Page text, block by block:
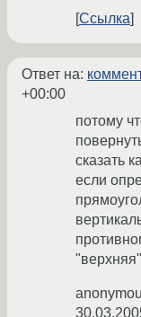
Ссылка
Ответ на:
+00:00
потому
сказать
если